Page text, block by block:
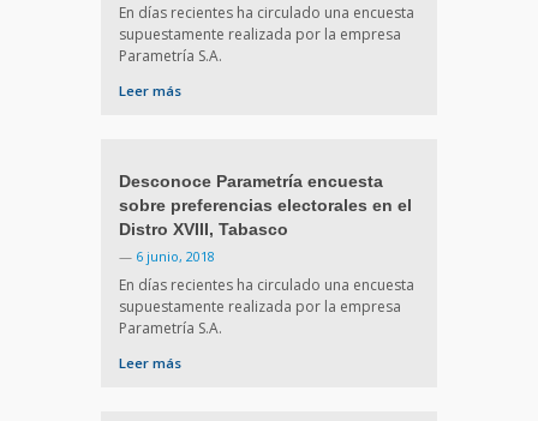
En días recientes ha circulado una encuesta
supuestamente realizada por la empresa
Parametría S.A.
Leer más
Desconoce Parametría encuesta
sobre preferencias electorales en el
Distro XVIII, Tabasco
— 6 junio, 2018
En días recientes ha circulado una encuesta
supuestamente realizada por la empresa
Parametría S.A.
Leer más